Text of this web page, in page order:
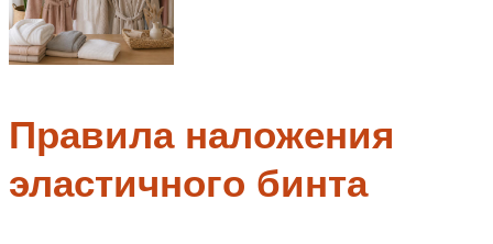
Правила наложения
эластичного бинта